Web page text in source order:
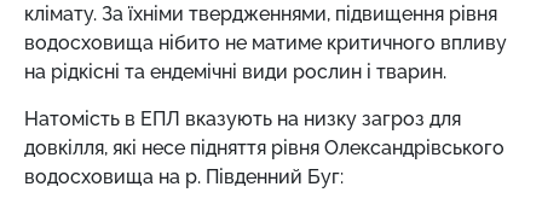
клімату. За їхніми твердженнями, підвищення рівня
водосховища нібито не матиме критичного впливу
на рідкісні та ендемічні види рослин і тварин.
Натомість в ЕПЛ вказують на низку загроз для
довкілля, які несе підняття рівня Олександрівського
водосховища на р. Південний Буг: